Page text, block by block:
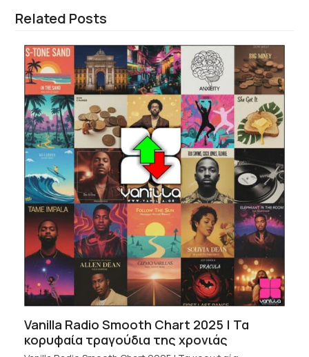
Related Posts
Vanilla Radio Smooth Chart 2025 | Τα
κορυφαία τραγούδια της χρονιάς